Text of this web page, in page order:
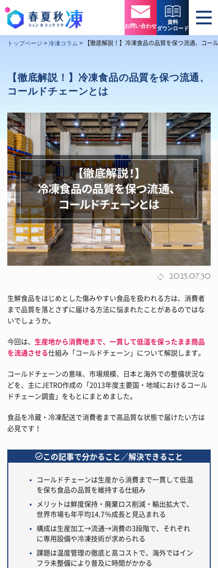
お問い合わせ
資料
ダウンロード
トップページ > 冷凍コラム > 【徹底解説！】冷凍食品の品質を保つ流通、コー
【徹底解説！】冷凍食品の品質を保つ流通、
コールドチェーンとは
2025.07.30
生鮮食品をはじめとした傷みやすい食品を扱われる方は、消費者
まで品質を落とさずに届ける方法に悩まれたことがあるのではな
いでしょうか。
今回は、 生産地から消費地まで、一貫して低温を保ったまま商品
を流通させる仕組み「コールドチェーン」について解説します。
コールドチェーンの意味、市場規模、日本と海外での整備状況な
どを、主にJETRO作成の「2013年度主要国・地域におけるコール
ドチェーン調査」をもとにまとめました。
食品を冷蔵・冷凍配送で消費者まで高品質な状態で届けたい方は
必見です！
この記事で分かること／解決できること
コールドチェーンは生産から消費まで一貫して低温
を保ち食品の品質を維持する仕組み
メリットは鮮度保持・廃棄ロス削減・輸出拡大で、
世界市場も年平均14.7％成長と見込まれる
構成は生産加工→流通→消費の3段階で、それぞれ
に専用設備や冷凍技術が求められる
課題は温度管理の徹底と高コストで、海外ではイン
フラ未整備により普及に時間がかかる